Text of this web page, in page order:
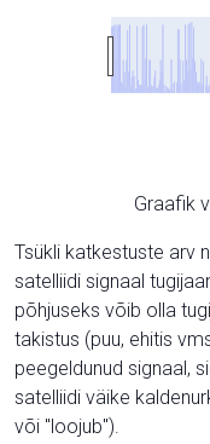
Graafik
Tsükli katkestuste arv
satelliidi signaal
põhjuseks võib olla
takistus (puu, ehitis
peegeldunud signaal,
satelliidi väike
või "loojub").